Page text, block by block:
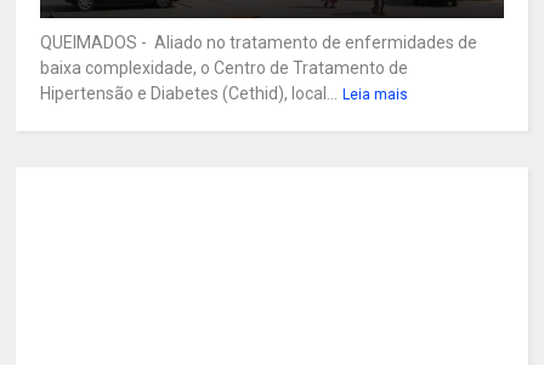
QUEIMADOS - Aliado no tratamento de enfermidades de
baixa complexidade, o Centro de Tratamento de
Hipertensão e Diabetes (Cethid), local...
Leia mais